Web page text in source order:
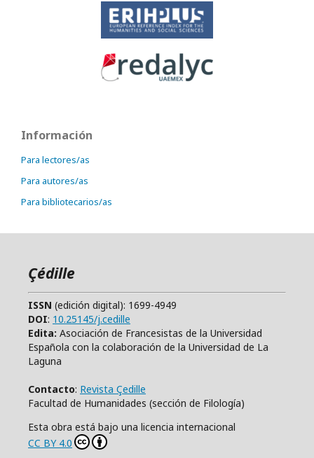
Información
Para lectores/as
Para autores/as
Para bibliotecarios/as
Çédille
ISSN (edición digital): 1699-4949
DOI: 10.25145/j.cedille
Edita: Asociación de Francesistas de la Universidad
Española con la colaboración de la Universidad de La
Laguna
Contacto: Revista Çedille
Facultad de Humanidades (sección de Filología)
Esta obra está bajo una licencia internacional
CC BY 4.0